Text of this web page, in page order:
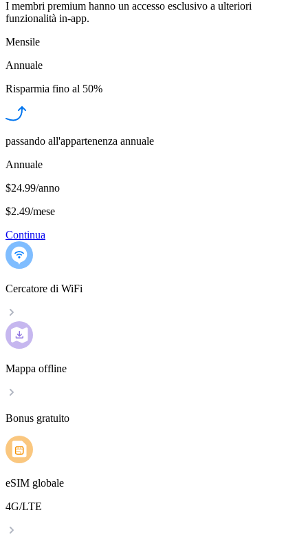
I membri premium hanno un accesso esclusivo a ulteriori
funzionalità in-app.
Mensile
Annuale
Risparmia fino al 50%
passando all'appartenenza annuale
Annuale
$24.99/anno
$2.49/mese
Continua
Cercatore di WiFi
Mappa offline
Bonus gratuito
eSIM globale
4G/LTE